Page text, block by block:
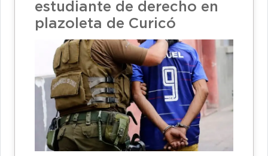
estudiante de derecho en
plazoleta de Curicó